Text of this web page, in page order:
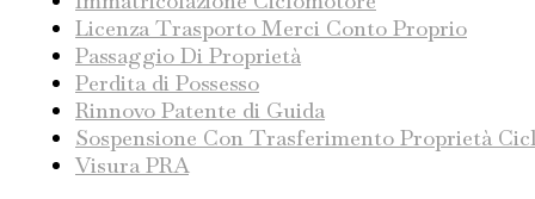
Licenza Trasporto Merci Conto Proprio
Passaggio Di Proprietà
Perdita di Possesso
Rinnovo Patente di Guida
Sospensione Con Trasferimento Proprietà
Visura PRA